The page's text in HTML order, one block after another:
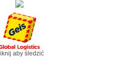
aby śledzić